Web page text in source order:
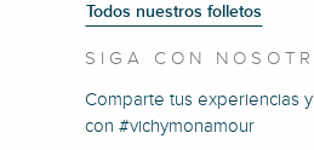
Todos nuestros folletos
SIGA CON
Comparte tus experiencias
con #vichymonamour